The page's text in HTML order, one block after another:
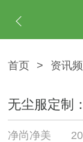
首页 > 资讯
无尘服定制
净尚净美